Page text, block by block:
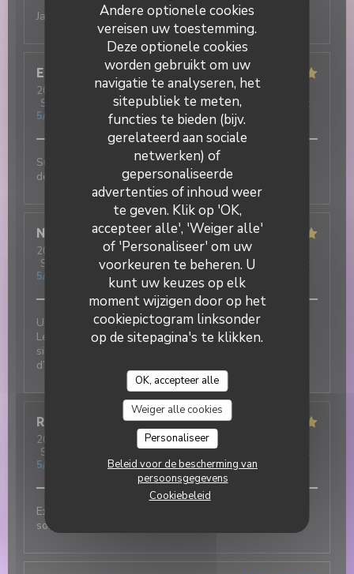
Andere optionele cookies
vereisen uw toestemming.
Deze optionele cookies
worden gebruikt om uw
navigatie te analyseren, het
sitepubliek te meten,
functies te bieden (bijv.
gerelateerd aan sociale
netwerken) of
gepersonaliseerde
advertenties of inhoud weer
te geven. Klik op 'OK,
accepteer alle', 'Weiger alle'
of 'Personaliseer' om uw
voorkeuren te beheren. U
kunt uw keuzes op elk
moment wijzigen door op het
cookiepictogram linksonder
op de sitepagina's te klikken.
OK, accepteer alle
Weiger alle cookies
Personaliseer
Beleid voor de bescherming van
persoonsgegevens
Cookiebeleid
Jamais déçu !! Excellent
Elisa
2026-07-31 - 19:30 - Gasten 3
Service
Atmosfeer:5/5 Keuken: 5/5 Kwaliteit / Prijs
:
5/5
Super ambiance, service impeccable et tout est
délicieux !!!
Nicolas
T
2026-07-31
- 12:30 - Gasten 2
Service
Atmosfeer:5/5 Keuken:5/5 Kwaliteit / Prijs
:
5/5
Une excellente adresse italienne au cœur du village !
Les plats sont délicieux et le service est tout
simplement incroyable : chaleureux, attentionné et
d’une grande gentillesse.
Robert
2026-07-31
- 12:00 - Gasten 3
Service
Atmosfeer:5/5 Keuken:
:
5/5
Excellent et authentique restaurant italien. Cuisine
soignée et de très bonne qualité
DUETTO